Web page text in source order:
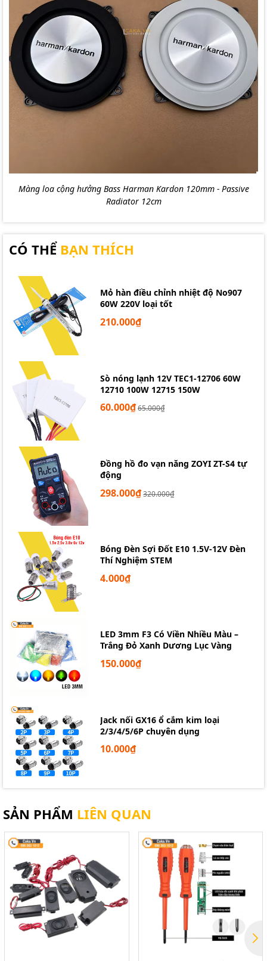
Màng loa cộng hưởng Bass Harman Kardon 120mm - Passive
Radiator 12cm
CÓ THỂ BẠN THÍCH
Mỏ hàn điều chỉnh nhiệt độ No907
60W 220V loại tốt
210.000₫
Sò nóng lạnh 12V TEC1-12706 60W
12710 100W 12715 150W
60.000₫65.000₫
Đồng hồ đo vạn năng ZOYI ZT-S4 tự
động
298.000₫320.000₫
Bóng Đèn Sợi Đốt E10 1.5V-12V Đèn
Thí Nghiệm STEM
4.000₫
LED 3mm F3 Có Viền Nhiều Màu –
Trắng Đỏ Xanh Dương Lục Vàng
150.000₫
Jack nối GX16 ổ cắm kim loại
2/3/4/5/6P chuyên dụng
10.000₫
SẢN PHẨM LIÊN QUAN